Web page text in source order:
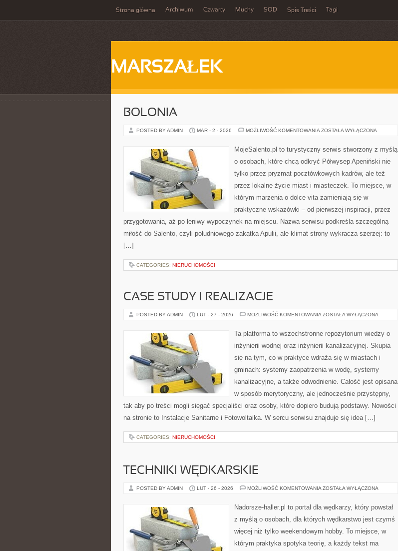
Strona główna Archiwum Czwarty Muchy SOD Spis Treści Tagi
MARSZAŁEK
BOLONIA
POSTED BY ADMIN MAR - 2 - 2026 MOŻLIWOŚĆ KOMENTOWANIA BOLONIA
ZOSTAŁA WYŁĄCZONA
MojeSalento.pl to turystyczny serwis stworzony z myślą
o osobach, które chcą odkryć Półwysep Apeniński nie
tylko przez pryzmat pocztówkowych kadrów, ale też
przez lokalne życie miast i miasteczek. To miejsce, w
którym marzenia o dolce vita zamieniają się w
praktyczne wskazówki – od pierwszej inspiracji, przez
przygotowania, aż po leniwy wypoczynek na miejscu. Nazwa serwisu podkreśla szczególną
miłość do Salento, czyli południowego zakątka Apulii, ale klimat strony wykracza szerzej: to
[…]
CATEGORIES: NIERUCHOMOŚCI
CASE STUDY I REALIZACJE
POSTED BY ADMIN LUT - 27 - 2026 MOŻLIWOŚĆ KOMENTOWANIA CASE
REALIZACJE
ZOSTAŁA WYŁĄCZONA
Ta platforma to wszechstronne repozytorium wiedzy o
inżynierii wodnej oraz inżynierii kanalizacyjnej. Skupia
się na tym, co w praktyce wdraża się w miastach i
gminach: systemy zaopatrzenia w wodę, systemy
kanalizacyjne, a także odwodnienie. Całość jest opisana
w sposób merytoryczny, ale jednocześnie przystępny,
tak aby po treści mogli sięgać specjaliści oraz osoby, które dopiero budują podstawy. Nowości
na stronie to Instalacje Sanitarne i Fotowoltaika. W sercu serwisu znajduje się idea […]
CATEGORIES: NIERUCHOMOŚCI
TECHNIKI WĘDKARSKIE
POSTED BY ADMIN LUT - 26 - 2026 MOŻLIWOŚĆ KOMENTOWANIA TECHNIKI
ZOSTAŁA WYŁĄCZONA
Nadorsze-haller.pl to portal dla wędkarzy, który powstał
z myślą o osobach, dla których wędkarstwo jest czymś
więcej niż tylko weekendowym hobby. To miejsce, w
którym praktyka spotyka teorię, a każdy tekst ma